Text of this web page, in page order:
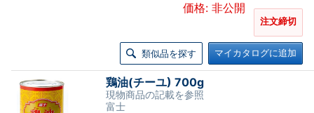
価格: 非公開
注文締切
類似品を探す マイカタログに追加
鶏油(チーユ) 700g
現物商品の記載を参照
富士